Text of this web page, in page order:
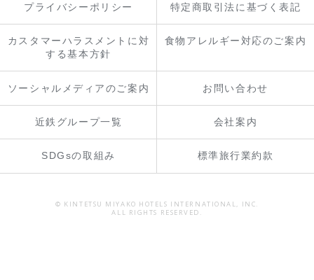
プライバシーポリシー 特定商取引法に基づく表記
カスタマーハラスメントに対
する基本方針
食物アレルギー対応のご案内
ソーシャルメディアのご案内 お問い合わせ
近鉄グループ一覧 会社案内
SDGsの取組み 標準旅行業約款
© KINTETSU MIYAKO HOTELS INTERNATIONAL, INC.
ALL RIGHTS RESERVED.